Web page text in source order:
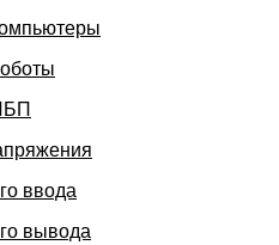
ввода
вывода